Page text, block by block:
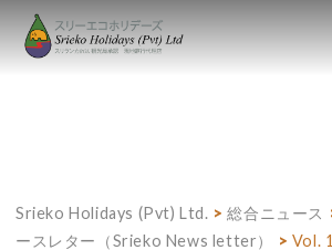
Srieko Holidays (Pvt) Ltd. >総合ニュース
ースレター（Srieko News letter）
> Vol.